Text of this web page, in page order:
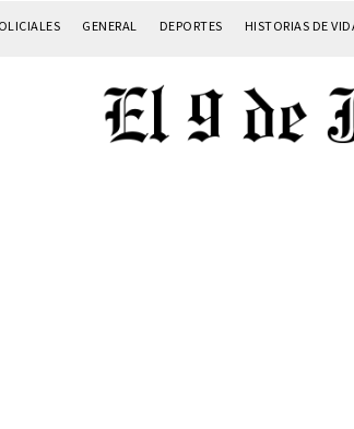
GENERAL DEPORTES HISTORIAS DE